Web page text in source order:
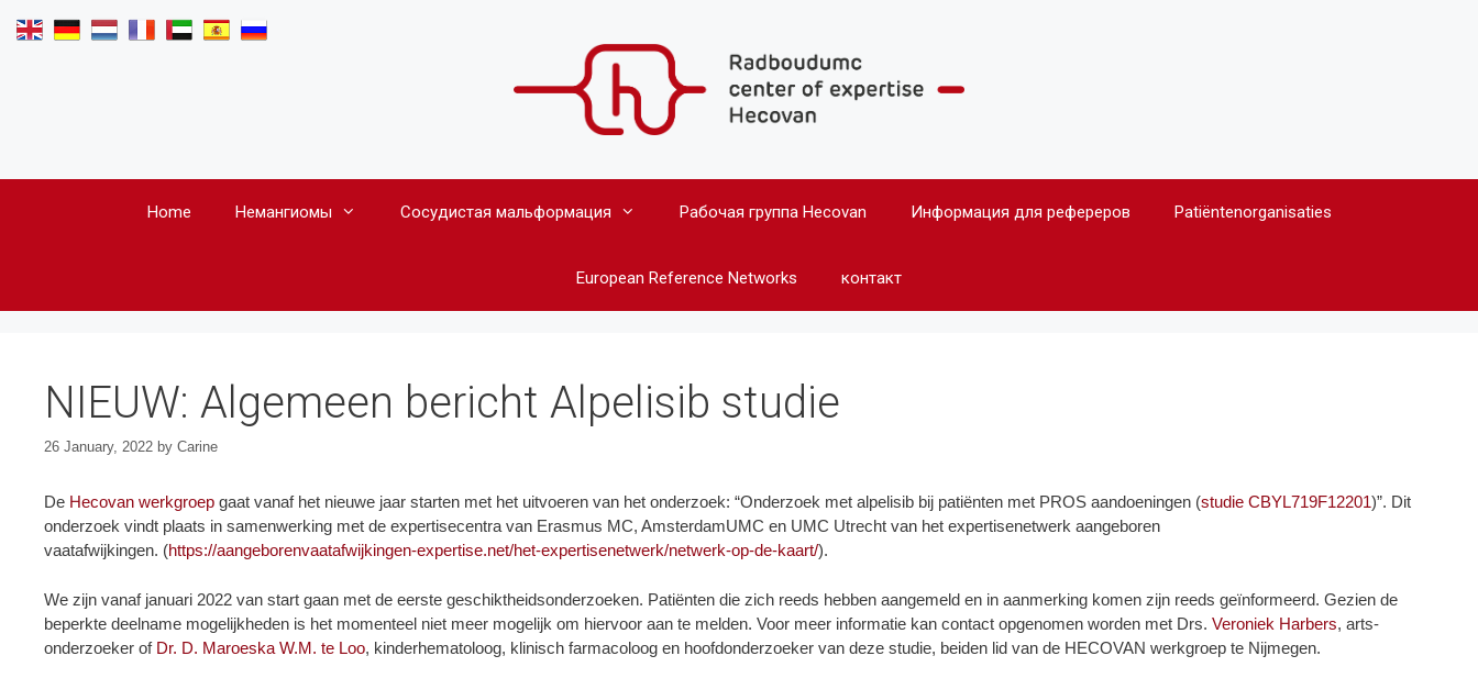
Home Hемангиомы Сосудистая мальформация Рабочая группа Hecovan Информация для рефереров Patiëntenorganisaties
European Reference Networks контакт
NIEUW: Algemeen bericht Alpelisib studie
26 January, 2022 by Carine
De Hecovan werkgroep gaat vanaf het nieuwe jaar starten met het uitvoeren van het onderzoek: “Onderzoek met alpelisib bij patiënten met PROS aandoeningen (studie CBYL719F12201)”. Dit
onderzoek vindt plaats in samenwerking met de expertisecentra van Erasmus MC, AmsterdamUMC en UMC Utrecht van het expertisenetwerk aangeboren
vaatafwijkingen. (https://aangeborenvaatafwijkingen-expertise.net/het-expertisenetwerk/netwerk-op-de-kaart/).
We zijn vanaf januari 2022 van start gaan met de eerste geschiktheidsonderzoeken. Patiënten die zich reeds hebben aangemeld en in aanmerking komen zijn reeds geïnformeerd. Gezien de
beperkte deelname mogelijkheden is het momenteel niet meer mogelijk om hiervoor aan te melden. Voor meer informatie kan contact opgenomen worden met Drs. Veroniek Harbers, arts-
onderzoeker of Dr. D. Maroeska W.M. te Loo, kinderhematoloog, klinisch farmacoloog en hoofdonderzoeker van deze studie, beiden lid van de HECOVAN werkgroep te Nijmegen.